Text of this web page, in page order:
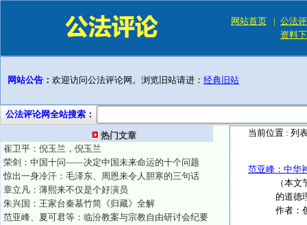
网站首页 | 公法
资料
网站公告： 欢迎访问公法评论网。浏览旧站请进： 经典旧站
公法评论网全站搜索：
热门文章
崔卫平：倪玉兰，倪玉兰
荣剑：中国十问——决定中国未来命运的十个问题
惊出一身冷汗：毛泽东、周恩来令人胆寒的三句话
章立凡：薄熙来不仅是个好演员
朱兴国：王家台秦墓竹简《归藏》全解
范亚峰、夏可君等：临汾教案与宗教自由研讨会纪要
当前位置 : 列
范亚峰：中华
（本
的道德
作者：